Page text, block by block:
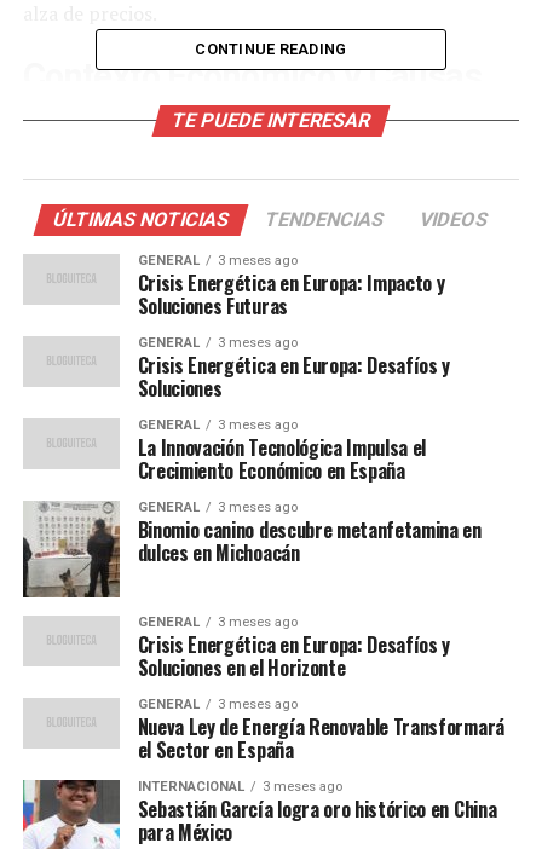
Contexto Económico y Causas
del Aumento
El fenómeno inflacionario no es exclusivo de España. A
nivel global, muchos países están experimentando
aumentos similares debido a una combinación de
factores. La recuperación económica ha impulsado la
demanda, mientras que las restricciones de oferta han
limitado la disponibilidad de productos, creando un
desequilibrio que presiona los precios al alza.
En España, el aumento de los precios de la energía ha
sido un factor significativo. Según datos del INE, los
costos de la electricidad han subido un 44% en el último
año, lo que ha tenido un efecto dominó en otros
sectores de la economía.
Opiniones de Expertos y
Comparaciones Históricas
Los expertos señalan que la inflación actual recuerda a
los episodios de la década de 1970, cuando las crisis del
petróleo llevaron a un aumento significativo de los
precios. Sin embargo, la situación actual es diferente en
varios aspectos, según explica el economista Javier
García:
CONTINUE READING
TE PUEDE INTERESAR
ÚLTIMAS NOTICIAS TENDENCIAS VIDEOS
GENERAL 3 meses ago
Crisis Energética en Europa: Impacto y
Soluciones Futuras
GENERAL 3 meses ago
Crisis Energética en Europa: Desafíos y
Soluciones
GENERAL 3 meses ago
La Innovación Tecnológica Impulsa el
Crecimiento Económico en España
GENERAL 3 meses ago
Binomio canino descubre metanfetamina en
dulces en Michoacán
GENERAL 3 meses ago
Crisis Energética en Europa: Desafíos y
Soluciones en el Horizonte
GENERAL 3 meses ago
Nueva Ley de Energía Renovable Transformará
el Sector en España
INTERNACIONAL 3 meses ago
Sebastián García logra oro histórico en China
para México